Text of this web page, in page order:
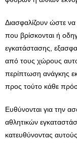
Διασφαλίζουν ώστε
που βρίσκονται ή
εγκατάστασης,
από τους χώρους
περίπτωση ανάγκης
προς τούτο κάθε
Ευθύνονται για την
αθλητικών
κατευθύνοντας